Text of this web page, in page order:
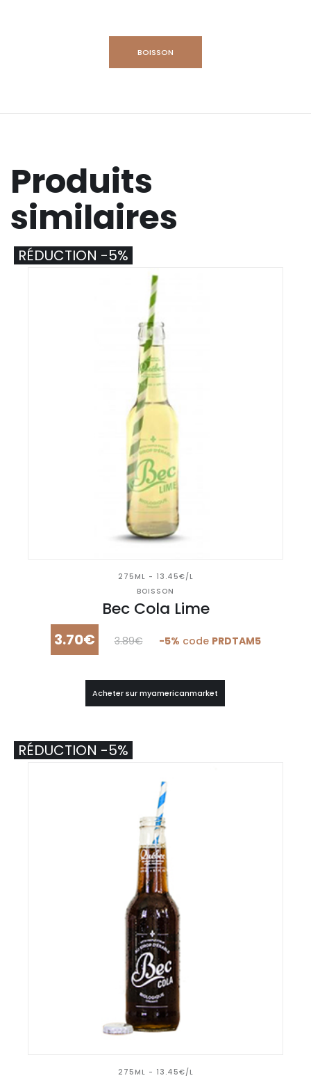
BOISSON
Produits
similaires
275ML - 13.45€/L
BOISSON
Bec Cola Lime
3.70€ 3.89€ -5% code PRDTAM5
RÉDUCTION -5%
Acheter sur myamericanmarket
275ML - 13.45€/L
RÉDUCTION -5%